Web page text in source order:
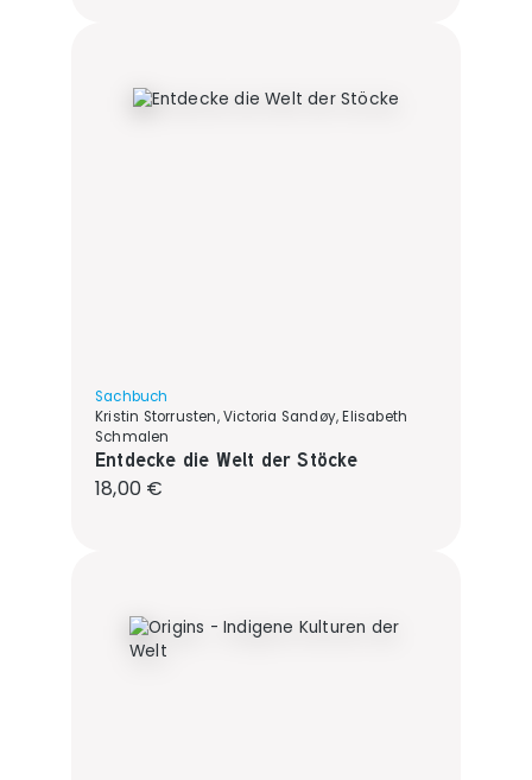
Sachbuch
Kristin Storrusten, Victoria Sandøy, Elisabeth
Schmalen
Entdecke die Welt der Stöcke
Regulärer Preis:
18,00 €